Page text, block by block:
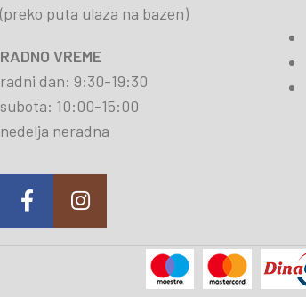
(preko puta ulaza na bazen)
RADNO VREME
radni dan: 9:30-19:30
subota: 10:00-15:00
nedelja neradna